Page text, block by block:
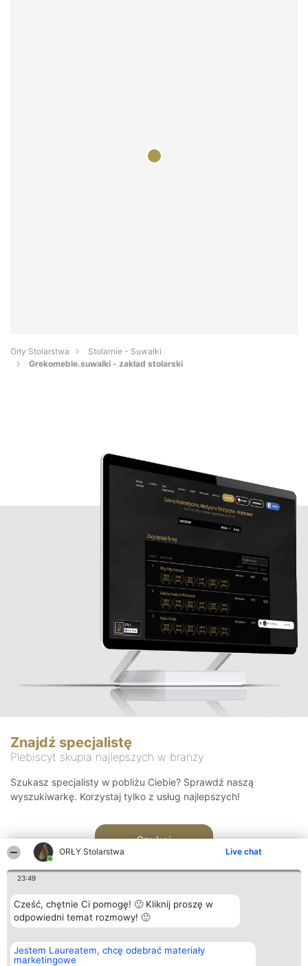
ORŁY Stolarstwa Live chat
23:49
Cześć, chętnie Ci pomogę! 🙂 Kliknij proszę w
odpowiedni temat rozmowy! 🙂
Jestem Laureatem, chcę odebrać materiały
marketingowe
Orły Stolarstwa
Stolarnie - Suwałki
Grekomeble.suwalki - zakład stolarski
Znajdź specjalistę
Plebiscyt skupia najlepszych w branży
Szukasz specjalisty w pobliżu Ciebie? Sprawdź naszą
wyszukiwarkę. Korzystaj tylko z usług najlepszych!
Szukaj
Organizator plebiscytu
Bright Side Solutions sp. z o.
o. sp. k.
Plebiscyt
Laureaci
Kontakt
Kontakt